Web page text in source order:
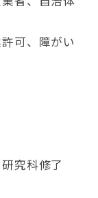
可、障がい
究科修了